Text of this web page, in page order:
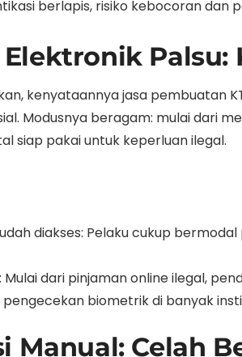
berlapis, risiko kebocoran dan
Palsu:
kenyataannya jasa pembuatan
Modusnya beragam: mulai dari
siap pakai untuk keperluan ilegal.
diakses: Pelaku cukup
dari pinjaman online ilegal,
biometrik di banyak
Manual: Celah